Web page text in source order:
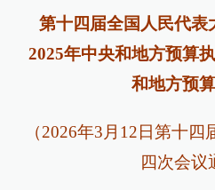
第十四届全国人民代表
2025年中央和地方预算
和地方预
（2026年3月12日第十
四次会议